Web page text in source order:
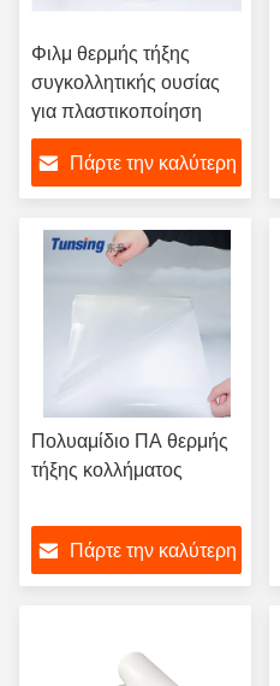
Φιλμ θερμής τήξης
συγκολλητικής ουσίας
για πλαστικοποίηση
Πάρτε την καλύτερη
Πολυαμίδιο ΠΑ θερμής
τήξης κολλήματος
Πάρτε την καλύτερη